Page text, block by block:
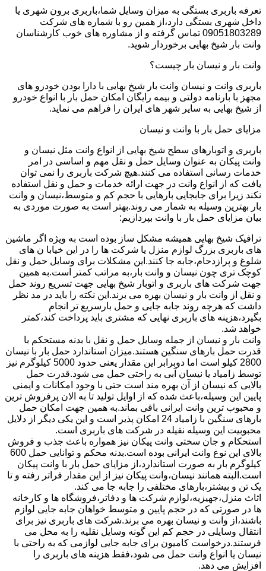
تعرفه باربری بستگی به میزان وسایل شما،باربری برون شهری یا
داخل شهری بستگی دارد،از همین رو با شماره های شرکت
09051803289 تماس گرفته و از مشاوره های خوب کارشناسان
وانت بار شیخ بهایی برخوردار شوید.
وانت بار و نیسان بار چیست؟
باربری وانت و نیسان وانت بار شیخ بهایی با دارا بودن خودرو های
مجهز با بارنامه دولتی و بیمه رایگان امکان حمل بار با انواع خودرو
از شیخ بهایی به سایر شهر های ایران را فراهم می نماید.
مزایای حمل بار با وانت و نیسان
باربری و اتوبارهای سطح شیخ بهایی از انواع وانت مثل نیسان و
وانت پیکان به عنوان وسایل حمل و نقل مهم و اساسی در امر
خدمات رسانی استفاده می کنند.هیچ شرکت باربری را نمی توان
یافت که از انواع وانت در جهت ارائه خدمات و حمل و نقل استفاده
نکند زیرا برای جابجایی بارهایی با حجم کم و متوسط،نیسان و وانت
بار بهترین وسیله به شمار می روند.بهتر است به صورت موردی به
بیان مزایای حمل بار با وانت بپردازیم:
ترافیک شیخ بهایی همیشه مشکل ساز بوده است به ویژه اگر ماشین
های باربری بزرگ لوازم منزل یا شرکت ها را در این خیابا ن های
شلوغ و پرازدحام،جابه جا کنند.این مشکلات برای وسایل حمل و نقل
کوچک تری چون نیسان و وانت بار،به مراتب کمتر است.به همین
جهت شرکت های باربری و اتوبار شیخ بهایی جهت تسریع روند حمل
و نقل از وانت بار و نیسان بهره می برند.این نکته را باید در مد نظر
داشت که هرچه روند جابه جایی و حمل بارسریع تر انجام
بگیرد،هزینه های باربری نهایی که مشتری باید پرداخت کند،کمتر
خواهد شد.
وانت بار و نیسان از جمله وسایل حمل و نقل با بدنه مستحکم با
قدرت حمل بارهای سنگین هستند.میزان استاندارد حمل بار با نیسان
2800 کیلو است اما دوبرابر این مقدار یعنی حدود 5000 کیلوگرم نیز
توسط زامیاد یا نیسان آبی به راحتی حمل می شود.قدرت حمل
بالایی که نیسان از آن بهره مند است حتی با وجود امکانات و ایمنی
پایین این وسیله،باعث شده که از اوایل تولید تا به الان پرفروش ترین
و محبوب ترین وانت ایرانی باقی بماند.به همین جهت امکان حمل
بارهای سنگین با زامیاد 24 امکان پذیر است و این یکی دیگر از دلایل
محبوبیت این وسیله نقیله در شرکت های باربری است.
استحکام و جان سختی وانت پیکان نیز همواره باعث جذب و فروش
بالای این نوع وانت ایرانی بوده است.بدنه محکم و توانایی حمل 600
کیلوگرم بار به صورت استاندارد،از مزایای حمل بار با وانت پیکان
است.البته همانند نیسان،وانت پیکان نیز از این مقدار فراتر رفته و تا
یک تن و بیشتر،بارهای مختلفی را جابه جا می کند.
اثاث منزل،جهیزیه،لوازم شرکت ها و دفاتر،فروشگاه ها و کارخانه
ها در صورتی که در حجم پایین و متوسط خواهان جابه جایی لوازم
باشند،از وانت و نیسان بهره می برند.شرکت های باربری نیز برای
انتقال وسایلی در حجم کم این گونه وسایل نقلیه را به محل می
فرستند.درخواست کامیون برای جابه جایی لوازمی که به راحتی با
نیسان یا انواع وانت حمل می شود،فقط هزینه های باربری را
افزایش می دهد.